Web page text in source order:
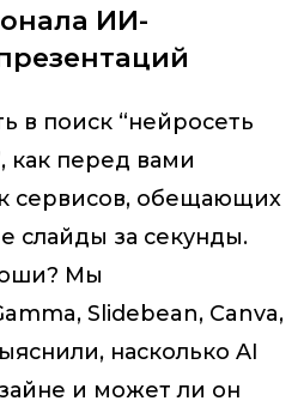
ИИ-
в поиск “нейросеть
как перед вами
сервисов, обещающих
слайды за секунды.
Мы
Slidebean, Canva,
насколько AI
и может ли он